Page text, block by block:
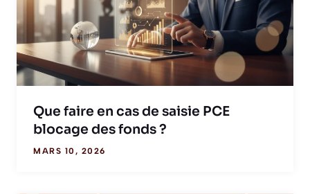
Que faire en cas de saisie PCE
blocage des fonds ?
MARS 10, 2026